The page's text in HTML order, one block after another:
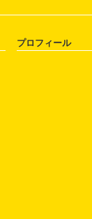
プロフィール